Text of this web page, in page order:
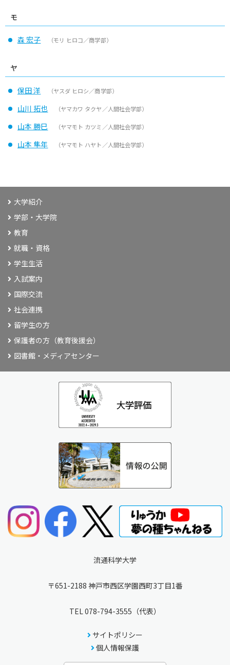
モ
森 宏子 （モリ ヒロコ／商学部）
ヤ
保田 洋 （ヤスダ ヒロシ／商学部）
山川 拓也 （ヤマカワ タクヤ／人間社会学部）
山本 勝巳 （ヤマモト カツミ／人間社会学部）
山本 隼年 （ヤマモト ハヤト／人間社会学部）
大学紹介
学部・大学院
教育
就職・資格
学生生活
入試案内
国際交流
社会連携
留学生の方
保護者の方（教育後援会）
図書館・メディアセンター
流通科学大学
〒651-2188 神戸市西区学園西町3丁目1番
TEL078-794-3555 （代表）
サイトポリシー
個人情報保護